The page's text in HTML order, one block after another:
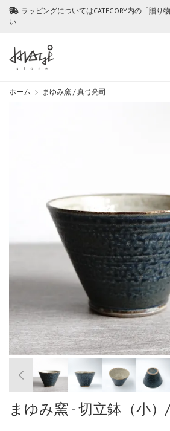
ラッピングについてはCATEGORY内の「贈り
い
ホーム まゆみ窯 / 真弓亮司
まゆみ窯 - 切立鉢（小